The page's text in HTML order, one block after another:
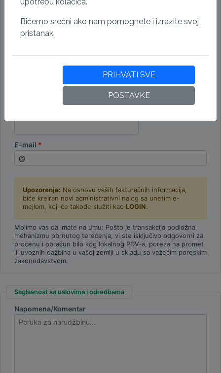
Grad
E-mail
Upozorenje: Na osnovu vaših fakturačnih informacija,
biće kreiran novi administrativni nalog sa unetim e-
mejlom, koji će takođe služiti kao LOGIN.
Molimo vas da imate na umu: Pošto je transakcija podložna
mehanizmu obrnutog terećenja, vi ste isključivo odgovorni za
procenu i obračun bilo kog lokalnog PDV-a, poreza na promet
ili uvoznih dažbina u vašoj zemlji u skladu sa važećim poreskim
zakonodavstvom.
Saglasnost sa uslovima i odredbama
Napomena/Komentar
Bićemo srećni ako nam pomognete i izrazite svoj
pristanak.
PRIHVATI SVE
POSTAVKE